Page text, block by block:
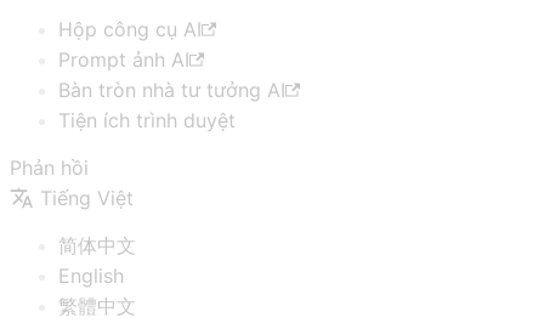
Hộp công cụ AI
Prompt ảnh AI
Bàn tròn nhà tư tưởng AI
Tiện ích trình duyệt
Phản hồi
Tiếng Việt
简体中文
English
繁體中文